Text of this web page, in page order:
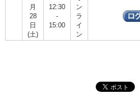
月
28
日
(土)
12:30
-
15:00
ン
ラ
イ
ン